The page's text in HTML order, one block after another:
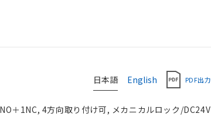
日本語 English PDF出力
＋1NC, 4方向取り付け可, メカニカルロック/DC24V